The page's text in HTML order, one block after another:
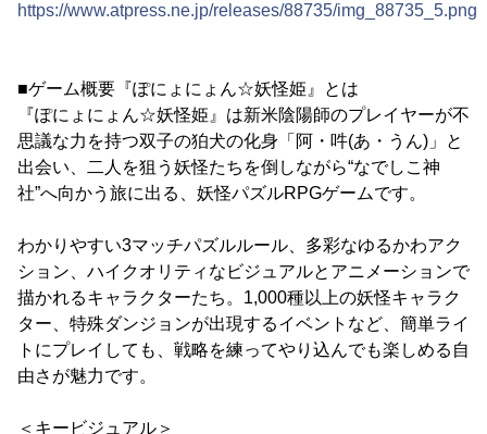
https://www.atpress.ne.jp/releases/88735/img_88735_5.png
■ゲーム概要『ぽにょにょん☆妖怪姫』とは
『ぽにょにょん☆妖怪姫』は新米陰陽師のプレイヤーが不
思議な力を持つ双子の狛犬の化身「阿・吽(あ・うん)」と
出会い、二人を狙う妖怪たちを倒しながら“なでしこ神
社”へ向かう旅に出る、妖怪パズルRPGゲームです。
わかりやすい3マッチパズルルール、多彩なゆるかわアク
ション、ハイクオリティなビジュアルとアニメーションで
描かれるキャラクターたち。1,000種以上の妖怪キャラク
ター、特殊ダンジョンが出現するイベントなど、簡単ライ
トにプレイしても、戦略を練ってやり込んでも楽しめる自
由さが魅力です。
＜キービジュアル＞